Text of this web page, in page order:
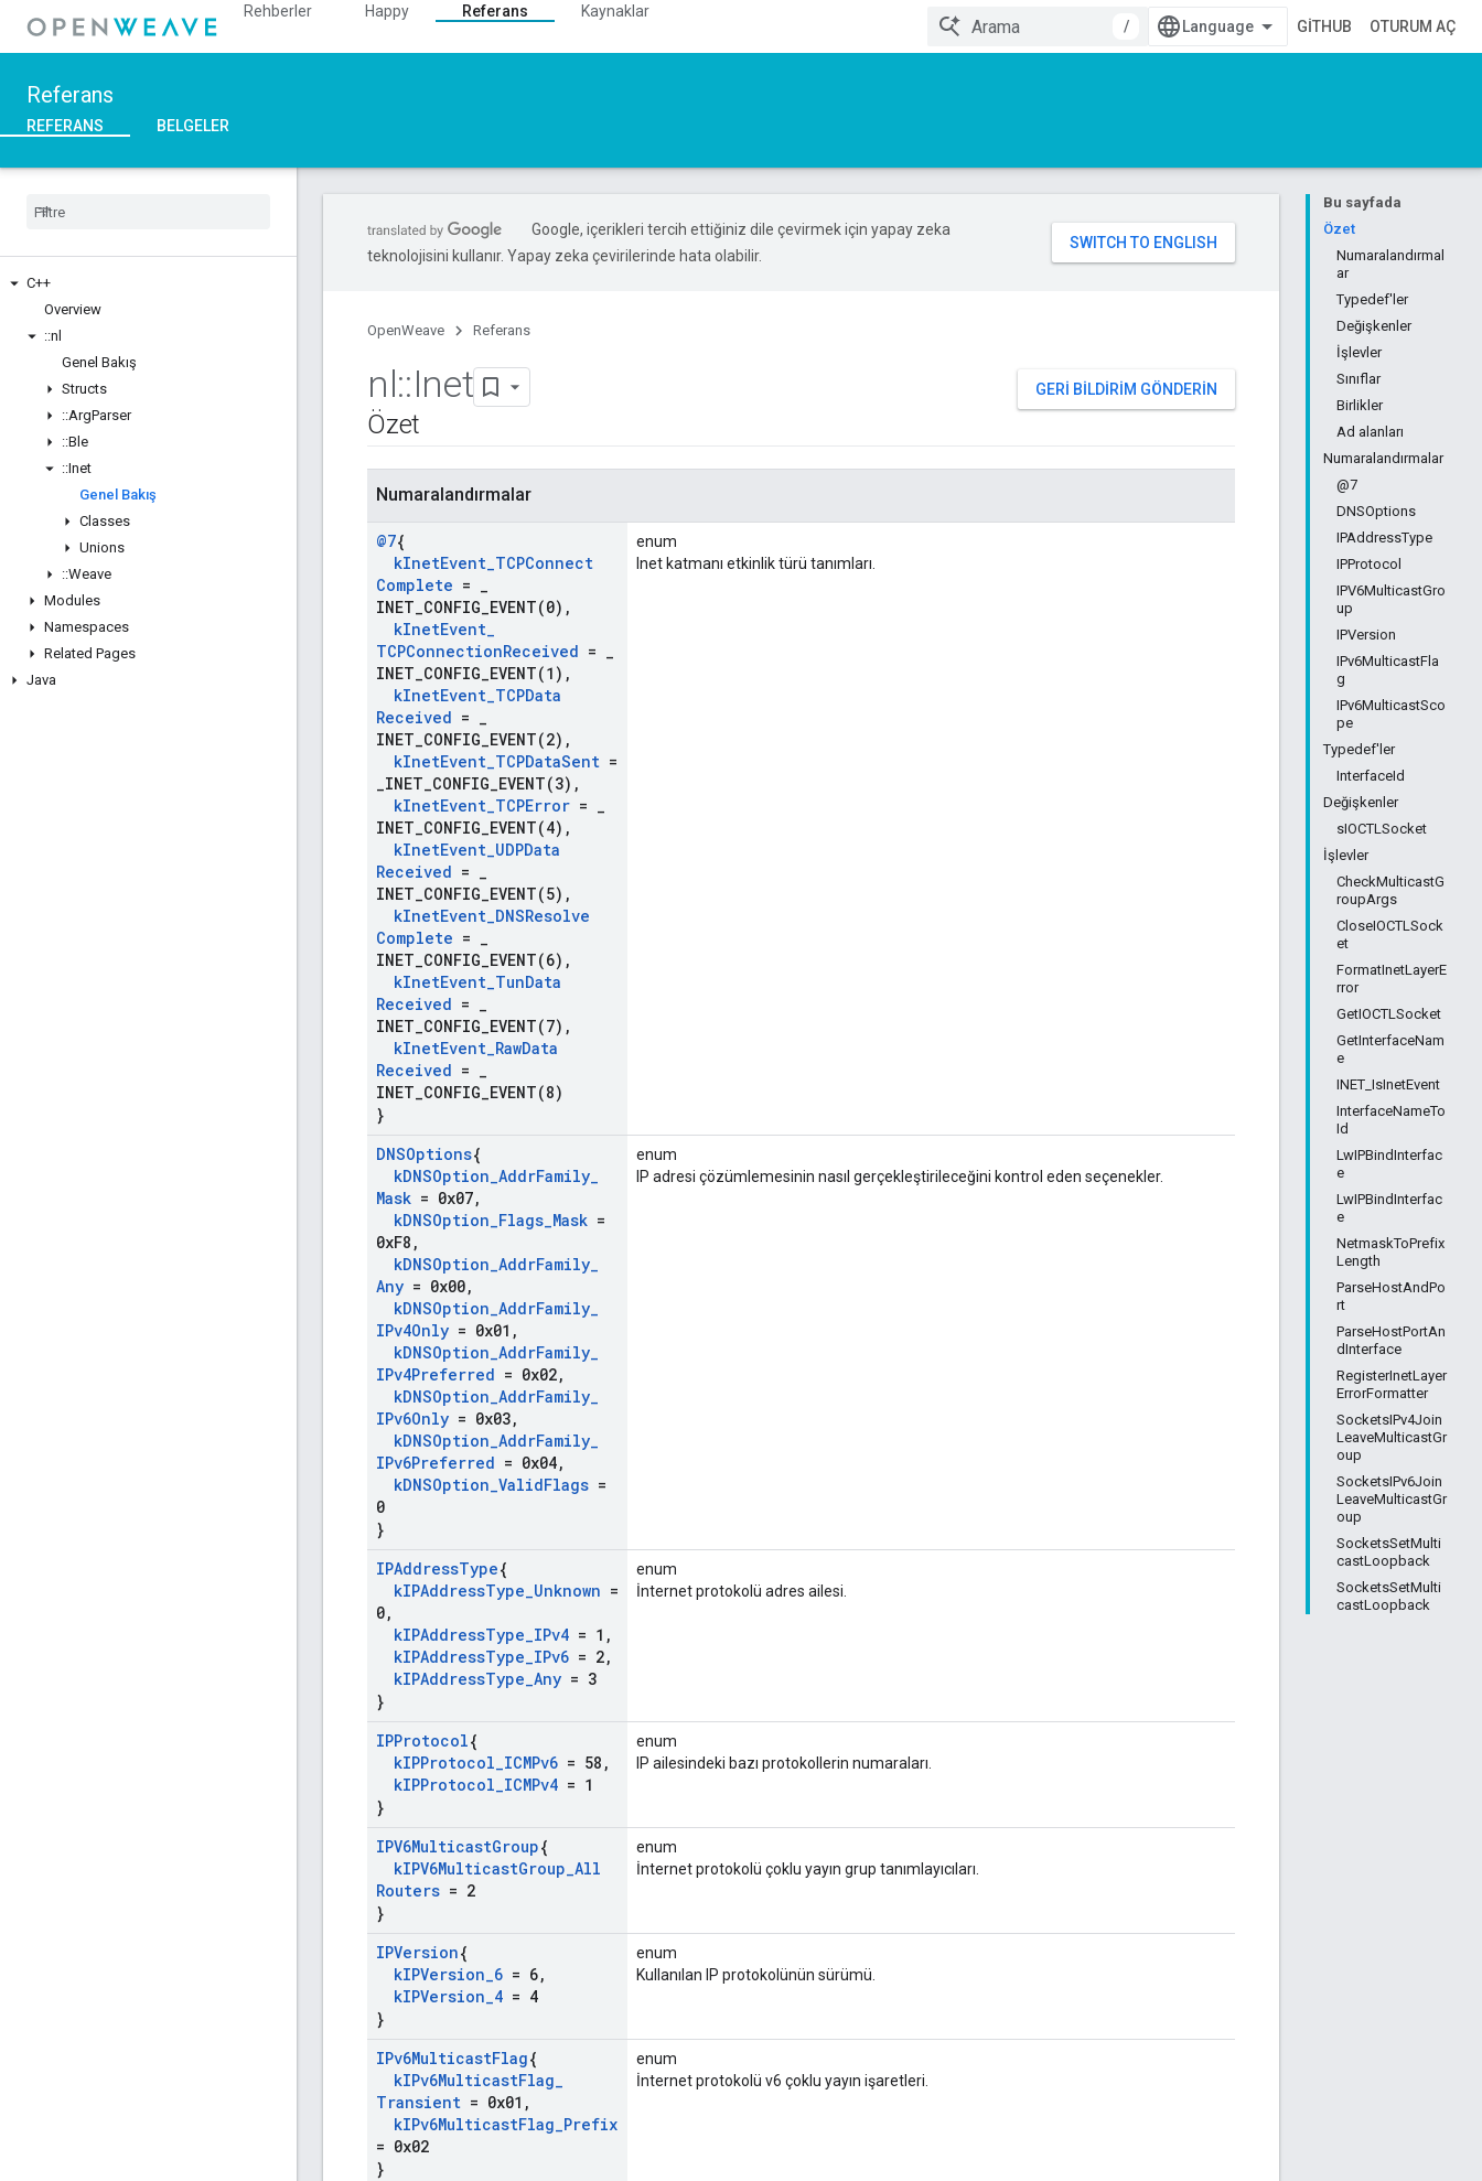
Rehberler Happy Referans
Kaynaklar
/
GITHUB OTURUM AÇ
Referans
REFERANS BELGELER
C++
Overview
::nl
Genel Bakış
Structs
::ArgParser
::Ble
::Inet
Genel Bakış
Classes
Unions
::Weave
Modules
Namespaces
Related Pages
Java
Bu sayfada
Özet
Numaralandırmal
ar
Typedef'ler
Değişkenler
İşlevler
Sınıflar
Birlikler
Ad alanları
Numaralandırmalar
@7
DNSOptions
IPAddressType
IPProtocol
IPV6MulticastGro
up
IPVersion
IPv6MulticastFla
g
IPv6MulticastSco
pe
Typedef'ler
InterfaceId
Değişkenler
sIOCTLSocket
İşlevler
CheckMulticastG
roupArgs
CloseIOCTLSock
et
FormatInetLayerE
rror
GetIOCTLSocket
GetInterfaceNam
e
INET_IsInetEvent
InterfaceNameTo
Id
LwIPBindInterfac
e
LwIPBindInterfac
e
NetmaskToPrefix
Length
ParseHostAndPo
rt
ParseHostPortAn
dInterface
RegisterInetLayer
ErrorFormatter
SocketsIPv4Join
LeaveMulticastGr
oup
SocketsIPv6Join
LeaveMulticastGr
oup
SocketsSetMulti
castLoopback
SocketsSetMulti
castLoopback
Google, içerikleri tercih ettiğiniz dile çevirmek için yapay zeka
teknolojisini kullanır. Yapay zeka çevirilerinde hata olabilir.
OpenWeave Referans
GERI BILDIRIM GÖNDERIN
nl::Inet
Özet
Numaralandırmalar
@7{
kInetEvent_TCPConnect
Complete =
INET_CONFIG_EVENT(0) ,
kInetEvent_
TCPConnectionReceived =
INET_CONFIG_EVENT(1) ,
kInetEvent_TCPData
Received =
INET_CONFIG_EVENT(2) ,
kInetEvent_TCPDataSent =
INET_CONFIG_EVENT(3) ,
kInetEvent_TCPError =
INET_CONFIG_EVENT(4) ,
kInetEvent_UDPData
Received =
INET_CONFIG_EVENT(5) ,
kInetEvent_DNSResolve
Complete =
INET_CONFIG_EVENT(6) ,
kInetEvent_TunData
Received =
INET_CONFIG_EVENT(7) ,
kInetEvent_RawData
Received =
INET_CONFIG_EVENT(8)
}
enum
Inet katmanı etkinlik türü tanımları.
DNSOptions{
kDNSOption_AddrFamily_
Mask = 0x07,
kDNSOption_Flags_Mask =
0xF8 ,
kDNSOption_AddrFamily_
Any = 0x00,
kDNSOption_AddrFamily_
IPv4Only = 0x01 ,
kDNSOption_AddrFamily_
IPv4Preferred = 0x02,
kDNSOption_AddrFamily_
IPv6Only = 0x03,
kDNSOption_AddrFamily_
IPv6Preferred = 0x04,
kDNSOption_ValidFlags =
0
}
enum
IP adresi çözümlemesinin nasıl gerçekleştirileceğini kontrol eden seçenekler.
IPAddressType{
kIPAddressType_Unknown =
0,
kIPAddressType_IPv4 = 1 ,
kIPAddressType_IPv6 = 2,
kIPAddressType_Any = 3
}
enum
İnternet protokolü adres ailesi.
IPProtocol{
kIPProtocol_ICMPv6 = 58 ,
kIPProtocol_ICMPv4 = 1
}
enum
IP ailesindeki bazı protokollerin numaraları.
IPV6MulticastGroup{
kIPV6MulticastGroup_All
Routers = 2
}
enum
İnternet protokolü çoklu yayın grup tanımlayıcıları.
IPVersion{
kIPVersion_6 = 6,
kIPVersion_4 = 4
}
enum
Kullanılan IP protokolünün sürümü.
IPv6MulticastFlag{
kIPv6MulticastFlag_
Transient = 0x01 ,
kIPv6MulticastFlag_Prefix
= 0x02
}
enum
İnternet protokolü v6 çoklu yayın işaretleri.